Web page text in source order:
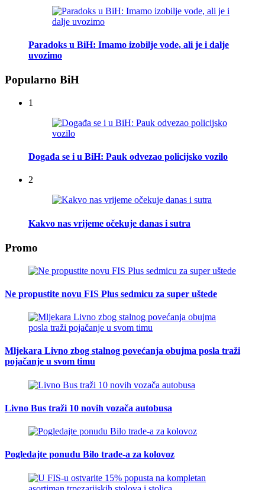
Paradoks u BiH: Imamo izobilje vode, ali je i dalje
uvozimo
Popularno BiH
1
Događa se i u BiH: Pauk odvezao policijsko vozilo
2
Kakvo nas vrijeme očekuje danas i sutra
Promo
Ne propustite novu FIS Plus sedmicu za super uštede
Mljekara Livno zbog stalnog povećanja obujma posla traži
pojačanje u svom timu
Livno Bus traži 10 novih vozača autobusa
Pogledajte ponudu Bilo trade-a za kolovoz